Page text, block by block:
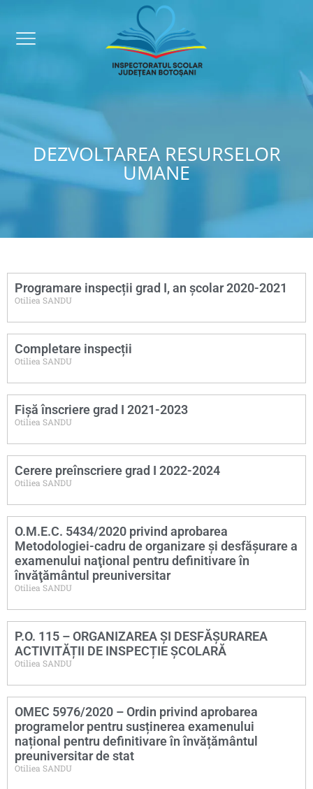
DEZVOLTAREA RESURSELOR
UMANE
Programare inspecții grad I, an școlar 2020-2021
Otiliea SANDU
Completare inspecții
Otiliea SANDU
Fișă înscriere grad I 2021-2023
Otiliea SANDU
Cerere preînscriere grad I 2022-2024
Otiliea SANDU
O.M.E.C. 5434/2020 privind aprobarea
Metodologiei-cadru de organizare şi desfăşurare a
examenului naţional pentru definitivare în
învăţământul preuniversitar
Otiliea SANDU
P.O. 115 – ORGANIZAREA ȘI DESFĂȘURAREA
ACTIVITĂȚII DE INSPECȚIE ȘCOLARĂ
Otiliea SANDU
OMEC 5976/2020 – Ordin privind aprobarea
programelor pentru susținerea examenului
național pentru definitivare în învățământul
preuniversitar de stat
Otiliea SANDU